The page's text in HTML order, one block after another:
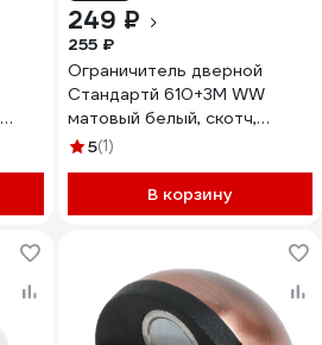
249 ₽
255 ₽
Ограничитель дверной
Стандартй 610+3М WW
матовый белый, скотч,
европакет 15813
5(1)
В корзину